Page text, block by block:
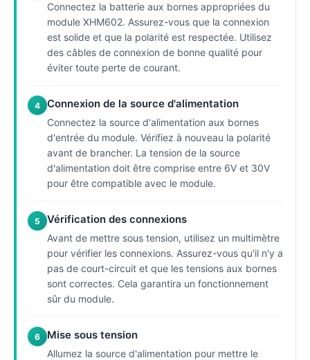
Connectez la batterie aux bornes appropriées du
module XHM602. Assurez-vous que la connexion
est solide et que la polarité est respectée. Utilisez
des câbles de connexion de bonne qualité pour
éviter toute perte de courant.
4 Connexion de la source d'alimentation
Connectez la source d'alimentation aux bornes
d'entrée du module. Vérifiez à nouveau la polarité
avant de brancher. La tension de la source
d'alimentation doit être comprise entre 6V et 30V
pour être compatible avec le module.
5 Vérification des connexions
Avant de mettre sous tension, utilisez un multimètre
pour vérifier les connexions. Assurez-vous qu'il n'y a
pas de court-circuit et que les tensions aux bornes
sont correctes. Cela garantira un fonctionnement
sûr du module.
6 Mise sous tension
Allumez la source d'alimentation pour mettre le